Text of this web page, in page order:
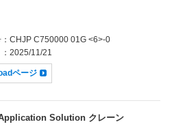
：CHJP C750000 01G <6>-0
：2025/11/21
ページ
Solution クレーン